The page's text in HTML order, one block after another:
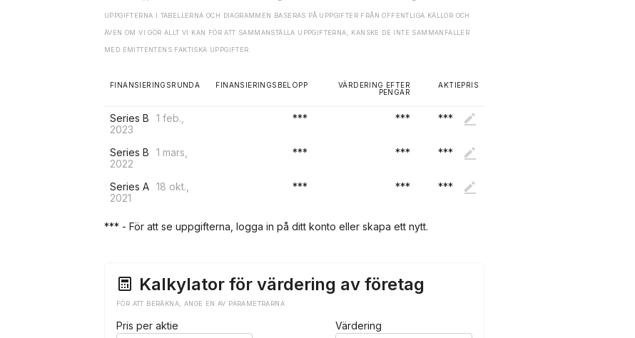
UPPGIFTERNA I TABELLERNA OCH DIAGRAMMEN BASERAS PÅ UPPGIFTER FRÅN OFFENTLIGA KÄLLOR OCH
ÄVEN OM VI GÖR ALLT VI KAN FÖR ATT SAMMANSTÄLLA UPPGIFTERNA, KANSKE DE INTE SAMMANFALLER
MED EMITTENTENS FAKTISKA UPPGIFTER.
FINANSIERINGSRUNDA FINANSIERINGSBELOPP
VÄRDERING EFTER
PENGAR
AKTIEPRIS
Series B
1 feb.,
2023
*** *** ***
Series B
1 mars,
2022
*** *** ***
Series A 18 okt.,
2021
*** *** ***
*** - För att se uppgifterna, logga in på ditt konto eller skapa ett nytt.
Kalkylator för värdering av företag
FÖR ATT BERÄKNA, ANGE EN AV PARAMETRARNA
Pris per aktie Värdering